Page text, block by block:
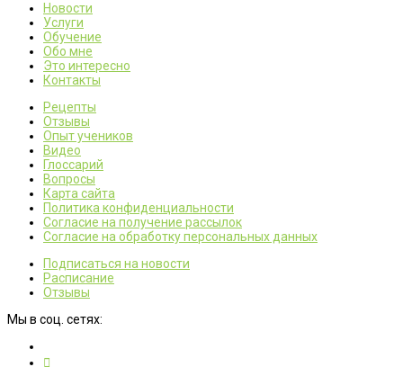
Новости
Услуги
Обучение
Обо мне
Это интересно
Контакты
Рецепты
Отзывы
Опыт учеников
Видео
Глоссарий
Вопросы
Карта сайта
Политика конфиденциальности
Согласие на получение рассылок
Согласие на обработку персональных данных
Подписаться на новости
Расписание
Отзывы
Мы в соц. сетях: